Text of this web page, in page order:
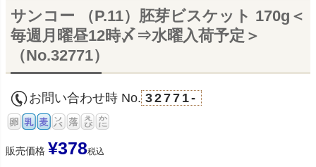
サンコー （P.11）胚芽ビスケット 170g＜
毎週月曜昼12時〆⇒水曜入荷予定＞
（No.32771）
お問い合わせ時 No. 32771-
販売価格 ¥378税込